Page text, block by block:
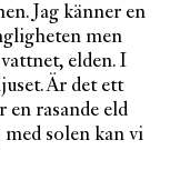
Jag känner en
men
elden. I
Är det ett
en rasande eld
solen kan vi